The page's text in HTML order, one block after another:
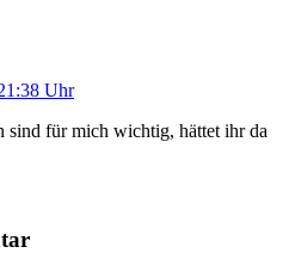
Uhr
sind für mich wichtig, hättet ihr da